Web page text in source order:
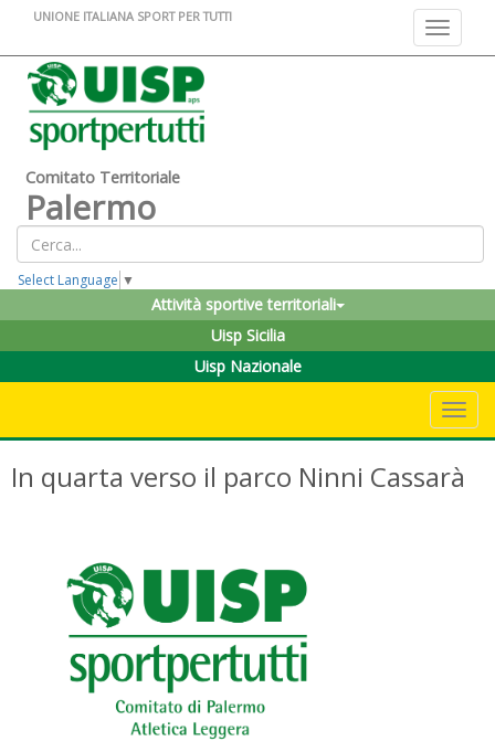
Toggle
UNIONE ITALIANA SPORT PER TUTTI
Comitato Territoriale
Palermo
Select Language ▼
Attività sportive territoriali
Uisp Sicilia
Uisp Nazionale
In quarta verso il parco Ninni Cassarà